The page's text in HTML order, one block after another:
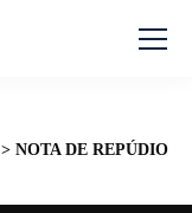
> NOTA DE REPÚDIO